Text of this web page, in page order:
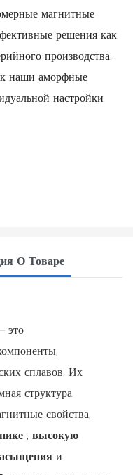
магнитные
решения как
производства.
наши аморфные
настройки
О Товаре
это
сплавов. Их
структура
свойства,
, высокую
и